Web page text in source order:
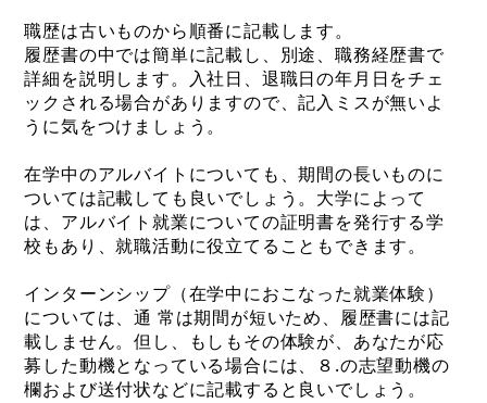
職歴は古いものから順番に記載します。
履歴書の中では簡単に記載し、別途、職務経歴書で
詳細を説明します。入社日、退職日の年月日をチェ
ックされる場合がありますので、記入ミスが無いよ
うに気をつけましょう。
在学中のアルバイトについても、期間の長いものに
ついては記載しても良いでしょう。大学によって
は、アルバイト就業についての証明書を発行する学
校もあり、就職活動に役立てることもできます。
インターンシップ（在学中におこなった就業体験）
については、通 常は期間が短いため、履歴書には記
載しません。但し、もしもその体験が、あなたが応
募した動機となっている場合には、８.の志望動機の
欄および送付状などに記載すると良いでしょう。